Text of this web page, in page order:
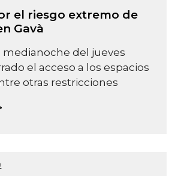
el riesgo extremo de
Gavà
medianoche del jueves
el acceso a los espacios
otras restricciones